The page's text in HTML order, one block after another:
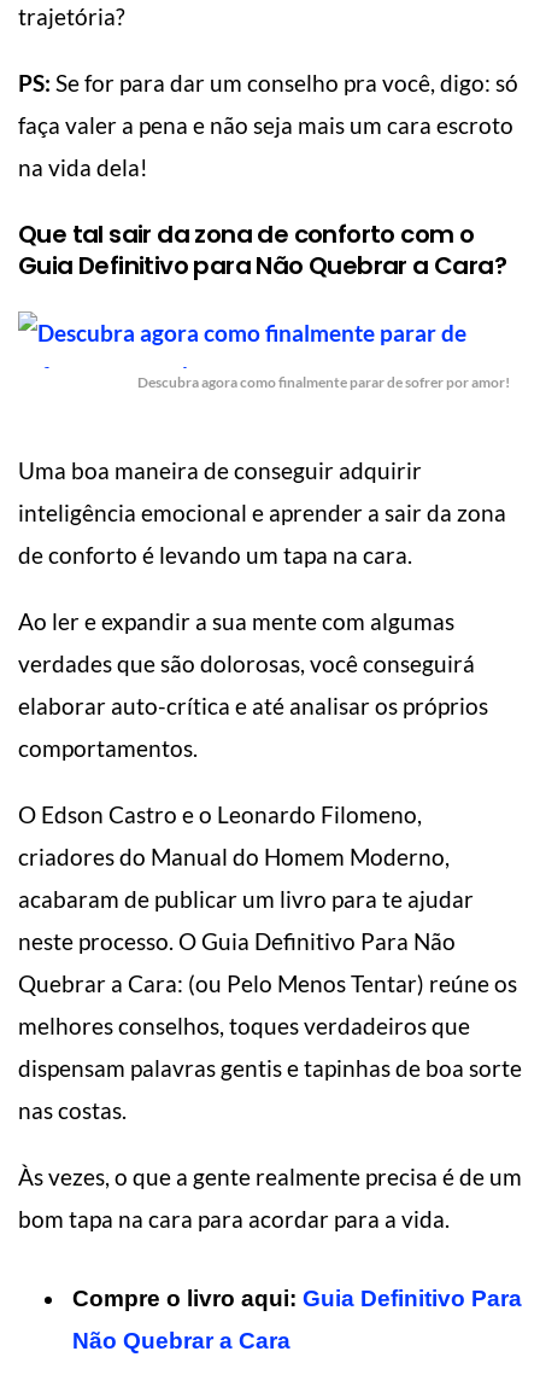
trajetória?
PS: Se for para dar um conselho pra você, digo: só
faça valer a pena e não seja mais um cara escroto
na vida dela!
Que tal sair da zona de conforto com o
Guia Definitivo para Não Quebrar a Cara?
Descubra agora como finalmente parar de sofrer por amor!
Uma boa maneira de conseguir adquirir
inteligência emocional e aprender a sair da zona
de conforto é levando um tapa na cara.
Ao ler e expandir a sua mente com algumas
verdades que são dolorosas, você conseguirá
elaborar auto-crítica e até analisar os próprios
comportamentos.
O Edson Castro e o Leonardo Filomeno,
criadores do Manual do Homem Moderno,
acabaram de publicar um livro para te ajudar
neste processo. O Guia Definitivo Para Não
Quebrar a Cara: (ou Pelo Menos Tentar) reúne os
melhores conselhos, toques verdadeiros que
dispensam palavras gentis e tapinhas de boa sorte
nas costas.
Às vezes, o que a gente realmente precisa é de um
bom tapa na cara para acordar para a vida.
Compre o livro aqui: Guia Definitivo Para
Não Quebrar a Cara